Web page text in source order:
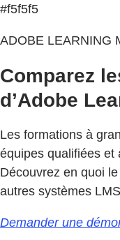
#f5f5f5
ADOBE LEARNING
Comparez
d’Adobe
Les formations à
équipes qualifiées et
Découvrez en quoi
autres systèmes
Demander une